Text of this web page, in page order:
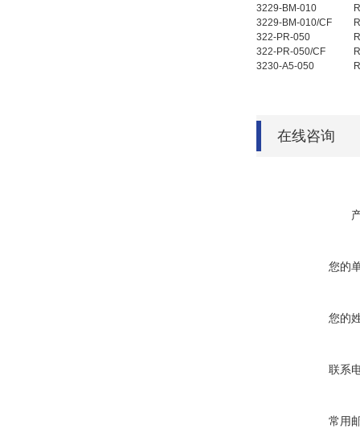
3229-BM-010
3229-BM-010/CF
322-PR-050
322-PR-050/CF
3230-A5-050
在线咨询
您的
您的
联系
常用